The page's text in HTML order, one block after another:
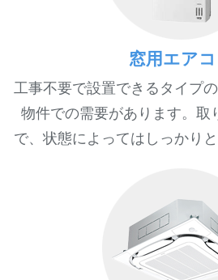
窓用エア
工事不要で設置できるタイプ
物件での需要があります。取
で、状態によってはしっかり